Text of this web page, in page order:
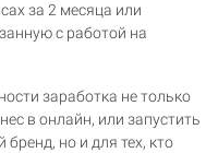
за 2 месяца или
с работой на
заработка не только
в онлайн, или запустить
но и для тех, кто